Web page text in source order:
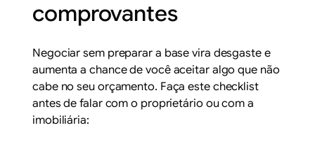
comprovantes
Negociar sem preparar a base vira desgaste e
aumenta a chance de você aceitar algo que não
cabe no seu orçamento. Faça este checklist
antes de falar com o proprietário ou com a
imobiliária: